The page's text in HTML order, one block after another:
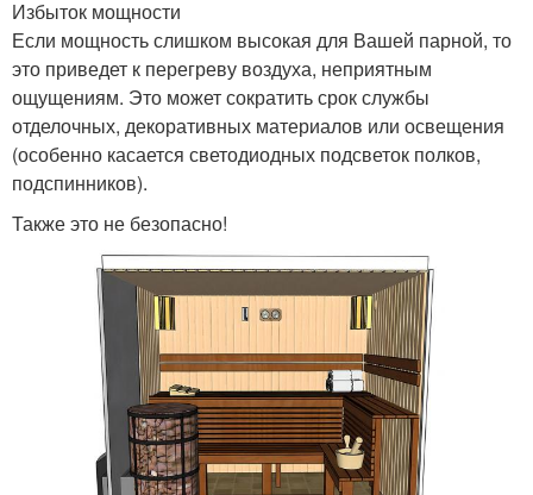
Избыток мощности
Если мощность слишком высокая для Вашей парной, то
это приведет к перегреву воздуха, неприятным
ощущениям. Это может сократить срок службы
отделочных, декоративных материалов или освещения
(особенно касается светодиодных подсветок полков,
подспинников).
Также это не безопасно!